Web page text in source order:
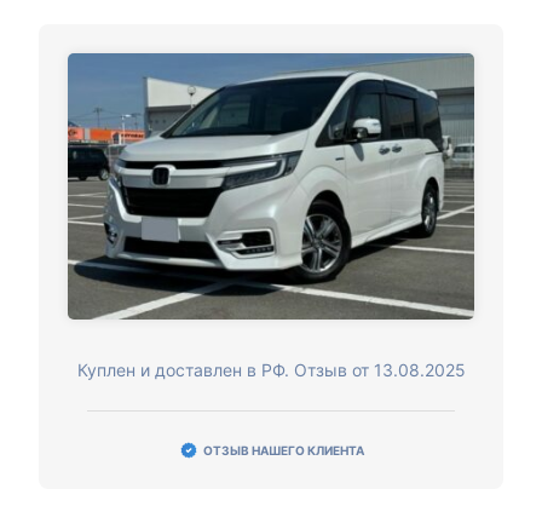
Куплен и доставлен в РФ. Отзыв от 13.08.2025
ОТЗЫВ НАШЕГО КЛИЕНТА